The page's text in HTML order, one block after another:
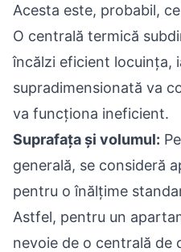
Acesta este, probabil,
O centrală termică
încălzi eficient locuința,
supradimensionată va
va funcționa ineficient.
Suprafața și volumul:
generală, se consideră
pentru o înălțime
Astfel, pentru un
nevoie de o centrală de